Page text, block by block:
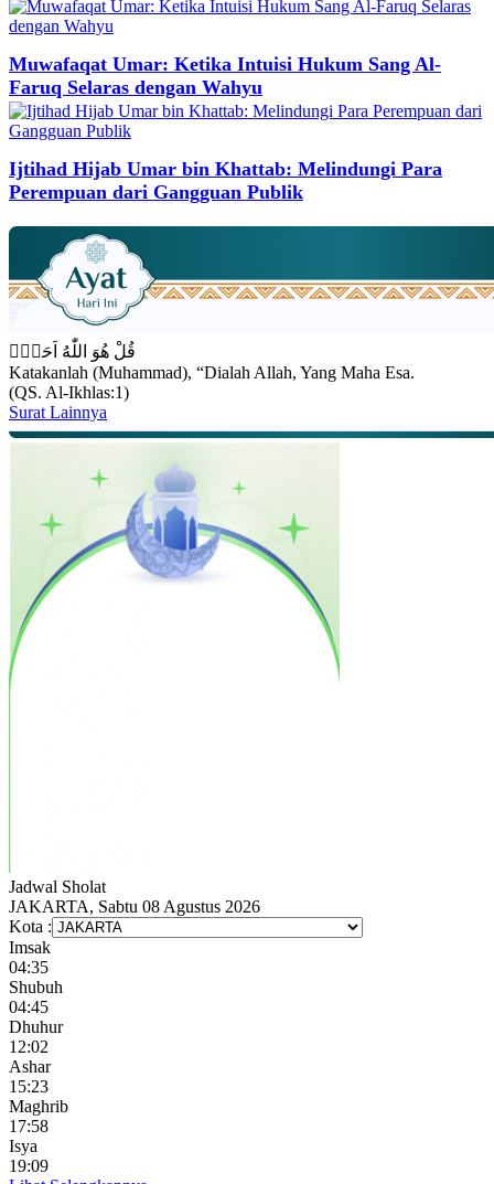
Muwafaqat Umar: Ketika Intuisi Hukum Sang Al-
Faruq Selaras dengan Wahyu
Ijtihad Hijab Umar bin Khattab: Melindungi Para
Perempuan dari Gangguan Publik
قُلْ هُوَ اللّٰهُ اَحَدٌۚ
Katakanlah (Muhammad), “Dialah Allah, Yang Maha Esa.
(QS. Al-Ikhlas:1)
Surat Lainnya
Jadwal Sholat
JAKARTA, Sabtu 08 Agustus 2026
Kota :
Imsak
04:35
Shubuh
04:45
Dhuhur
12:02
Ashar
15:23
Maghrib
17:58
Isya
19:09